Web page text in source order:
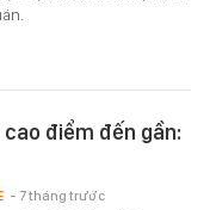
điểm đến gần:
- 7 tháng trước